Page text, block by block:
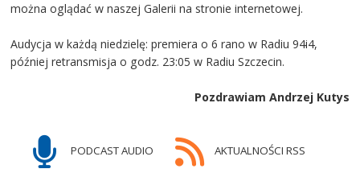
można oglądać w naszej Galerii na stronie internetowej.
Audycja w każdą niedzielę: premiera o 6 rano w Radiu 94i4,
później retransmisja o godz. 23:05 w Radiu Szczecin.
Pozdrawiam Andrzej Kutys
PODCAST AUDIO AKTUALNOŚCI RSS